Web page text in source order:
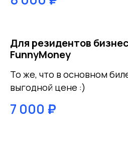
Для резидентов
FunnyMoney
То же, что в основном
выгодной цене :)
7 000 ₽